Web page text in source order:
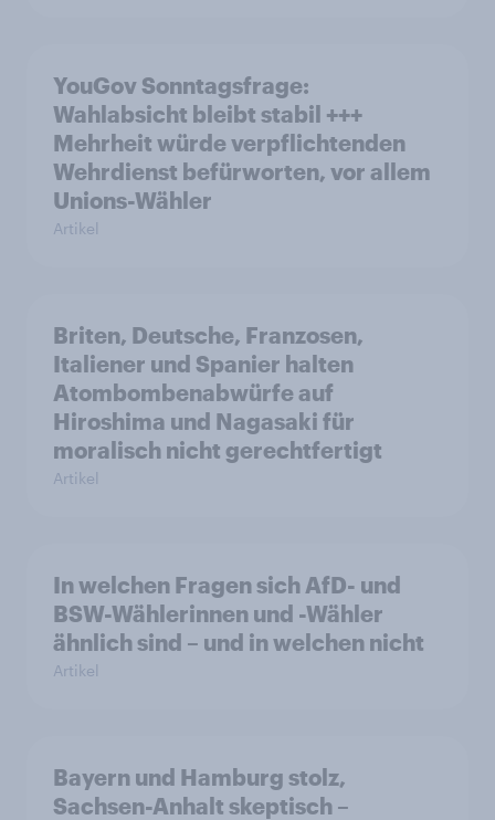
YouGov Sonntagsfrage:
Wahlabsicht bleibt stabil +++
Mehrheit würde verpflichtenden
Wehrdienst befürworten, vor allem
Unions-Wähler
Artikel
Briten, Deutsche, Franzosen,
Italiener und Spanier halten
Atombombenabwürfe auf
Hiroshima und Nagasaki für
moralisch nicht gerechtfertigt
Artikel
In welchen Fragen sich AfD- und
BSW-Wählerinnen und -Wähler
ähnlich sind – und in welchen nicht
Artikel
Bayern und Hamburg stolz,
Sachsen-Anhalt skeptisch –